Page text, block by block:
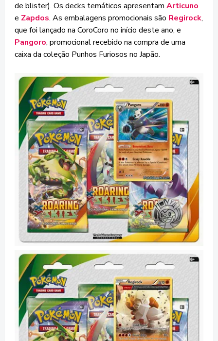
de blister). Os decks temáticos apresentam Articuno
e Zapdos. As embalagens promocionais são Regirock,
que foi lançado na CoroCoro no início deste ano, e
Pangoro, promocional recebido na compra de uma
caixa da coleção Punhos Furiosos no Japão.